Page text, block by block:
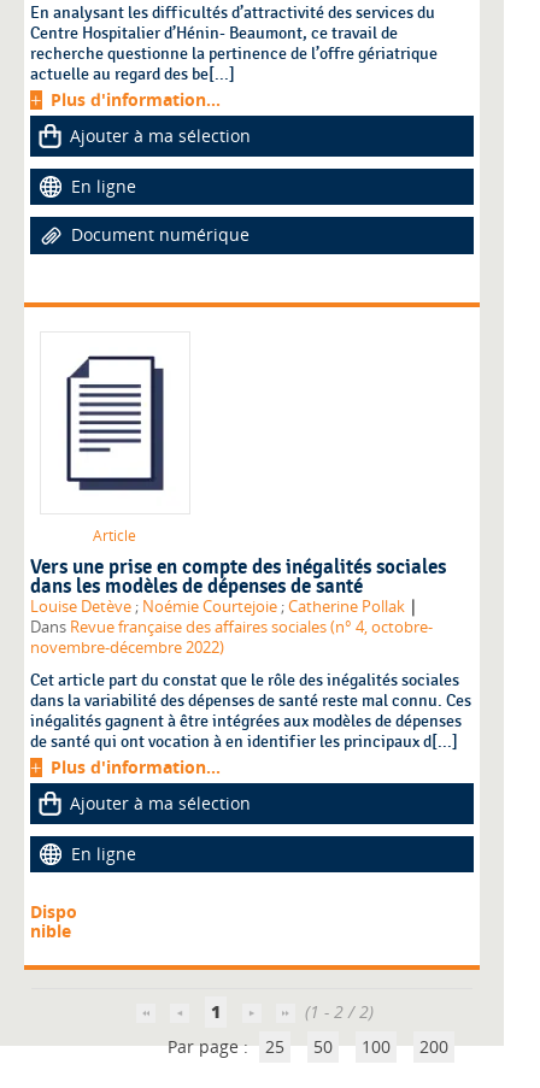
En analysant les difficultés d’attractivité des services du
Centre Hospitalier d’Hénin- Beaumont, ce travail de
recherche questionne la pertinence de l’offre gériatrique
actuelle au regard des be[...]
Plus d'information...
Ajouter à ma sélection
En ligne
Document numérique
Article
Vers une prise en compte des inégalités sociales
dans les modèles de dépenses de santé
Louise Detève ; Noémie Courtejoie ;Catherine Pollak |
Dans Revue française des affaires sociales (n° 4, octobre-
novembre-décembre 2022)
Cet article part du constat que le rôle des inégalités sociales
dans la variabilité des dépenses de santé reste mal connu. Ces
inégalités gagnent à être intégrées aux modèles de dépenses
de santé qui ont vocation à en identifier les principaux d[...]
Plus d'information...
Ajouter à ma sélection
En ligne
Dispo
nible
1
(1 - 2 / 2)
Par page : 25 50 100 200